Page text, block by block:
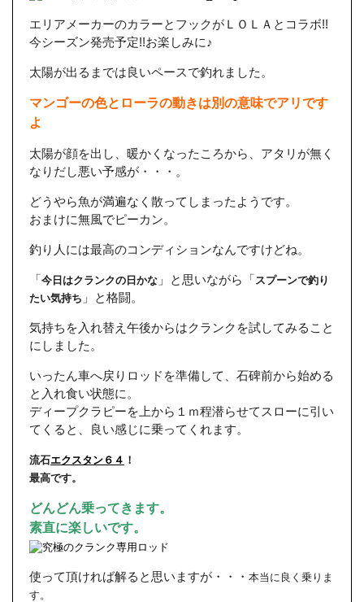
エリアメーカーのカラーとフックがＬＯＬＡとコラボ!!
今シーズン発売予定!!お楽しみに♪
太陽が出るまでは良いペースで釣れました。
マンゴーの色とローラの動きは別の意味でアリです
よ
太陽が顔を出し、暖かくなったころから、アタリが無く
なりだし悪い予感が・・・。
どうやら魚が満遍なく散ってしまったようです。
おまけに無風でピーカン。
釣り人には最高のコンディションなんですけどね。
「今日はクランクの日かな 」と思いながら「 スプーンで釣り
たい気持ち 」と格闘。
気持ちを入れ替え午後からはクランクを試してみること
にしました。
いったん車へ戻りロッドを準備して、石碑前から始める
と入れ食い状態に。
ディープクラピーを上から１ｍ程潜らせてスローに引い
てくると、良い感じに乗ってくれます。
流石エクスタン６４ ！
最高です。
どんどん乗ってきます。
素直に楽しいです。
使って頂ければ解ると思いますが・・・ 本当に良く乗りま
す。